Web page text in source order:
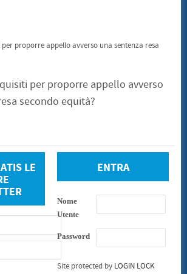
E SERIGRAFIE
proporre appello avverso una sentenza resa
per proporre appello avverso
secondo equità?
LE
ENTRA
Nome
Utente
Password
Site protected by LOGIN LOCK